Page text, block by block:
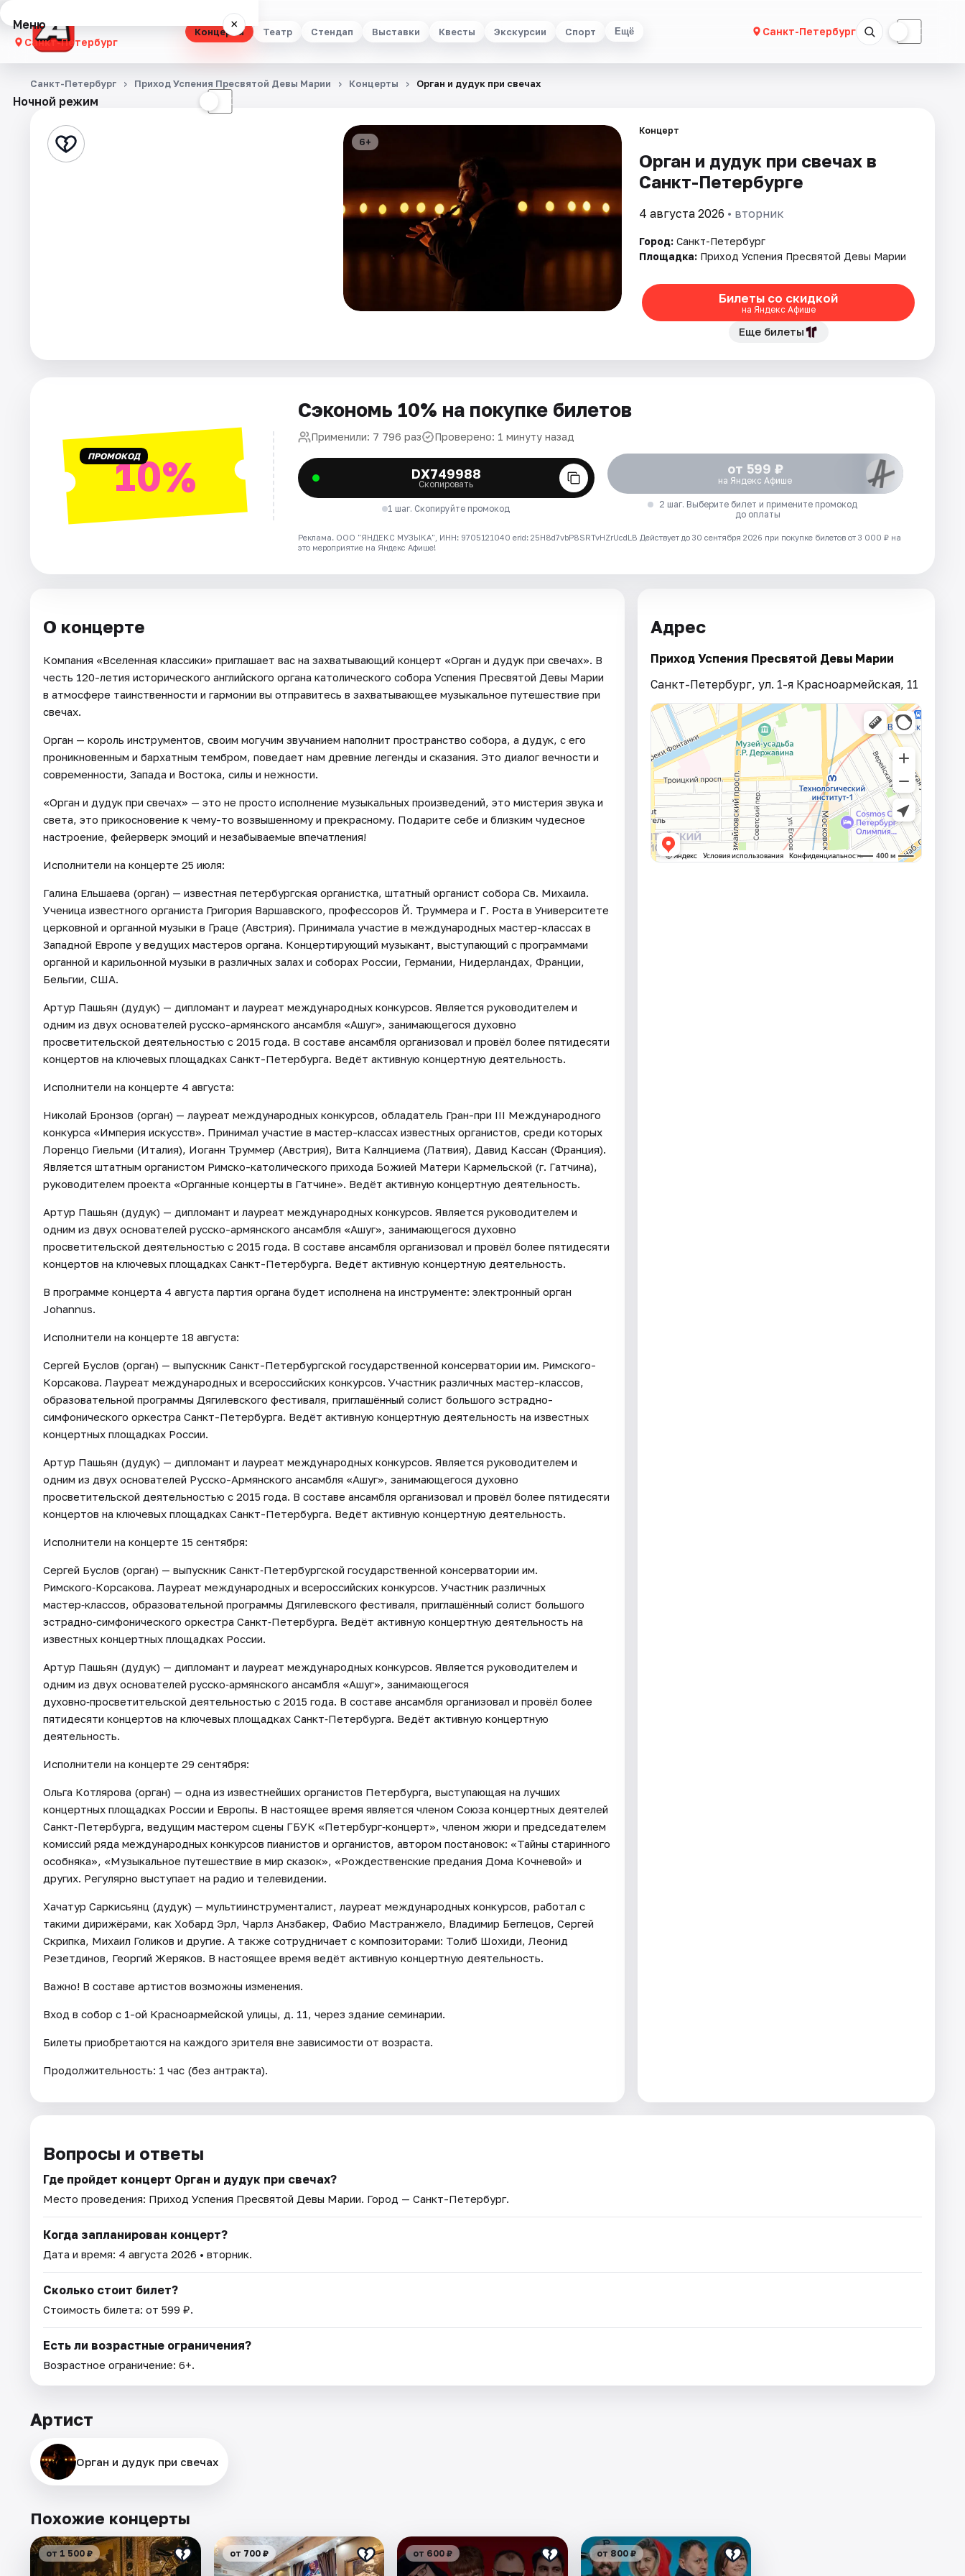
Концерты Театр Стендап Выставки Квесты Экскурсии Спорт Ещё Санкт-Петербург ☾
Меню ×
Санкт-Петербург
Концерты
Стендап
Города
Рейтинги
Ночной режим ☾
Санкт-Петербург Приход Успения Пресвятой Девы Марии Концерты Орган и дудук при свечах
6+
Концерт
Орган и дудук при свечах в
Санкт-Петербурге
4 августа 2026 • вторник
Город: Санкт-Петербург
Площадка: Приход Успения Пресвятой Девы Марии
Билеты со скидкой
на Яндекс Афише
Еще билеты
ПРОМОКОД10%
Сэкономь 10% на покупке билетов
Применили: 7 796 раз Проверено: 1 минуту назад
DX749988
Скопировать
1 шаг. Скопируйте промокод
от 599 ₽
на Яндекс Афише
2 шаг. Выберите билет и примените промокод
до оплаты
Реклама. ООО "ЯНДЕКС МУЗЫКА", ИНН: 9705121040 erid: 25H8d7vbP8SRTvHZrUcdLB Действует до 30 сентября 2026 при покупке билетов от 3 000 ₽ на
это мероприятие на Яндекс Афише!
О концерте
Компания «Вселенная классики» приглашает вас на захватывающий концерт «Орган и дудук при свечах». В
честь 120-летия исторического английского органа католического собора Успения Пресвятой Девы Марии
в атмосфере таинственности и гармонии вы отправитесь в захватывающее музыкальное путешествие при
свечах.
Орган — король инструментов, своим могучим звучанием наполнит пространство собора, а дудук, с его
проникновенным и бархатным тембром, поведает нам древние легенды и сказания. Это диалог вечности и
современности, Запада и Востока, силы и нежности.
«Орган и дудук при свечах» — это не просто исполнение музыкальных произведений, это мистерия звука и
света, это прикосновение к чему-то возвышенному и прекрасному. Подарите себе и близким чудесное
настроение, фейерверк эмоций и незабываемые впечатления!
Исполнители на концерте 25 июля:
Галина Ельшаева (орган) — известная петербургская органистка, штатный органист собора Св. Михаила.
Ученица известного органиста Григория Варшавского, профессоров Й. Труммера и Г. Роста в Университете
церковной и органной музыки в Граце (Австрия). Принимала участие в международных мастер-классах в
Западной Европе у ведущих мастеров органа. Концертирующий музыкант, выступающий с программами
органной и карильонной музыки в различных залах и соборах России, Германии, Нидерландах, Франции,
Бельгии, США.
Артур Пашьян (дудук) — дипломант и лауреат международных конкурсов. Является руководителем и
одним из двух основателей русско-армянского ансамбля «Ашуг», занимающегося духовно
просветительской деятельностью с 2015 года. В составе ансамбля организовал и провёл более пятидесяти
концертов на ключевых площадках Санкт-Петербурга. Ведёт активную концертную деятельность.
Исполнители на концерте 4 августа:
Николай Бронзов (орган) — лауреат международных конкурсов, обладатель Гран-при III Международного
конкурса «Империя искусств». Принимал участие в мастер-классах известных органистов, среди которых
Лоренцо Гиельми (Италия), Иоганн Труммер (Австрия), Вита Калнциема (Латвия), Давид Кассан (Франция).
Является штатным органистом Римско-католического прихода Божией Матери Кармельской (г. Гатчина),
руководителем проекта «Органные концерты в Гатчине». Ведёт активную концертную деятельность.
Артур Пашьян (дудук) — дипломант и лауреат международных конкурсов. Является руководителем и
одним из двух основателей русско-армянского ансамбля «Ашуг», занимающегося духовно
просветительской деятельностью с 2015 года. В составе ансамбля организовал и провёл более пятидесяти
концертов на ключевых площадках Санкт-Петербурга. Ведёт активную концертную деятельность.
В программе концерта 4 августа партия органа будет исполнена на инструменте: электронный орган
Johannus.
Исполнители на концерте 18 августа:
Сергей Буслов (орган) — выпускник Санкт-Петербургской государственной консерватории им. Римского-
Корсакова. Лауреат международных и всероссийских конкурсов. Участник различных мастер-классов,
образовательной программы Дягилевского фестиваля, приглашённый солист большого эстрадно-
симфонического оркестра Санкт-Петербурга. Ведёт активную концертную деятельность на известных
концертных площадках России.
Артур Пашьян (дудук) — дипломант и лауреат международных конкурсов. Является руководителем и
одним из двух основателей Русско-Армянского ансамбля «Ашуг», занимающегося духовно
просветительской деятельностью с 2015 года. В составе ансамбля организовал и провёл более пятидесяти
концертов на ключевых площадках Санкт-Петербурга. Ведёт активную концертную деятельность.
Исполнители на концерте 15 сентября:
Сергей Буслов (орган) — выпускник Санкт‑Петербургской государственной консерватории им.
Римского‑Корсакова. Лауреат международных и всероссийских конкурсов. Участник различных
мастер‑классов, образовательной программы Дягилевского фестиваля, приглашённый солист большого
эстрадно‑симфонического оркестра Санкт‑Петербурга. Ведёт активную концертную деятельность на
известных концертных площадках России.
Артур Пашьян (дудук) — дипломант и лауреат международных конкурсов. Является руководителем и
одним из двух основателей русско‑армянского ансамбля «Ашуг», занимающегося
духовно‑просветительской деятельностью с 2015 года. В составе ансамбля организовал и провёл более
пятидесяти концертов на ключевых площадках Санкт‑Петербурга. Ведёт активную концертную
деятельность.
Исполнители на концерте 29 сентября:
Ольга Котлярова (орган) — одна из известнейших органистов Петербурга, выступающая на лучших
концертных площадках России и Европы. В настоящее время является членом Союза концертных деятелей
Санкт‑Петербурга, ведущим мастером сцены ГБУК «Петербург‑концерт», членом жюри и председателем
комиссий ряда международных конкурсов пианистов и органистов, автором постановок: «Тайны старинного
особняка», «Музыкальное путешествие в мир сказок», «Рождественские предания Дома Кочневой» и
других. Регулярно выступает на радио и телевидении.
Хачатур Саркисьянц (дудук) — мультиинструменталист, лауреат международных конкурсов, работал с
такими дирижёрами, как Хобард Эрл, Чарлз Анзбакер, Фабио Мастранжело, Владимир Беглецов, Сергей
Скрипка, Михаил Голиков и другие. А также сотрудничает с композиторами: Толиб Шохиди, Леонид
Резетдинов, Георгий Жеряков. В настоящее время ведёт активную концертную деятельность.
Важно! В составе артистов возможны изменения.
Вход в собор с 1-ой Красноармейской улицы, д. 11, через здание семинарии.
Билеты приобретаются на каждого зрителя вне зависимости от возраста.
Продолжительность: 1 час (без антракта).
Адрес
Приход Успения Пресвятой Девы Марии
Санкт-Петербург, ул. 1-я Красноармейская, 11
Вопросы и ответы
Где пройдет концерт Орган и дудук при свечах?
Место проведения: Приход Успения Пресвятой Девы Марии. Город — Санкт-Петербург.
Когда запланирован концерт?
Дата и время: 4 августа 2026 • вторник.
Сколько стоит билет?
Стоимость билета: от 599 ₽.
Есть ли возрастные ограничения?
Возрастное ограничение: 6+.
Артист
Орган и дудук при свечах
Похожие концерты
от 1 500 ₽ от 700 ₽ от 600 ₽ от 800 ₽